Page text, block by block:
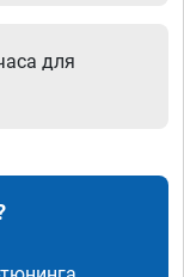
для